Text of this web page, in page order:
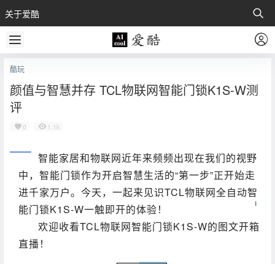
关于爱酷
酷玩
颜值与智慧并存 TCL物联网智能门锁K1S-W测
评
0 1.1k
智能家居和物联网近年来频频出现在我们的视野
中， 智能门锁作为开启智慧生活的“第一步”正开始走
进千家万户。今天，一起来见识TCL物联网全自动智
能门锁K1S-W一触即开的体验！
欢迎收看TCL物联网智能门锁K1S-W的图文开箱
直播！